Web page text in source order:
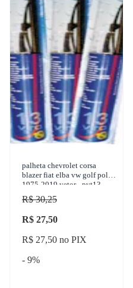
palheta chevrolet corsa
blazer fiat elba vw golf polo
1975-2019 vetor - pvt13
R$ 30,25
R$ 27,50
R$ 27,50 no PIX
- 9%